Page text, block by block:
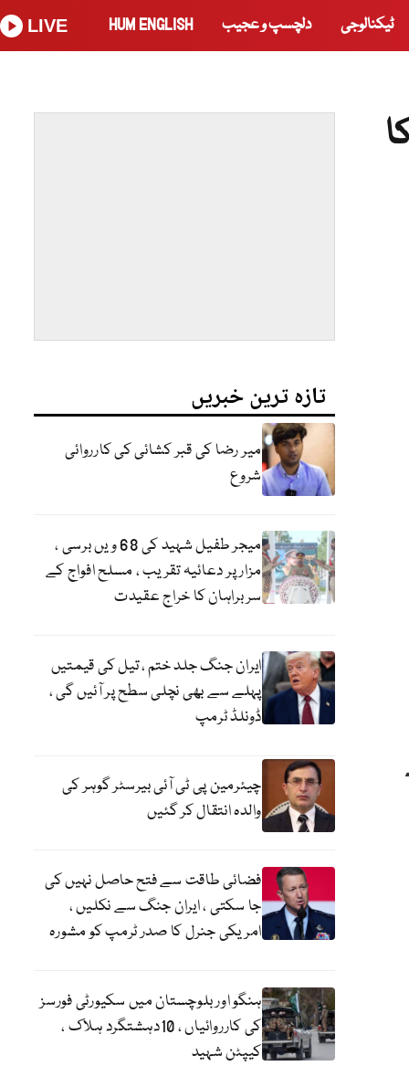
ٹیکنالوجی دلچسپ و عجیب HUM ENGLISH
LIVE
تازہ ترین خبریں
میر رضا کی قبر کشائی کی کارروائی
شروع
میجر طفیل شہید کی 68 ویں برسی ،
مزار پر دعائیہ تقریب ، مسلح افواج کے
سربراہان کا خراج عقیدت
ایران جنگ جلد ختم ، تیل کی قیمتیں
پہلے سے بھی نچلی سطح پر آئیں گی ،
ڈونلڈ ٹرمپ
چیئرمین پی ٹی آئی بیرسٹر گوہر کی
والدہ انتقال کر گئیں
فضائی طاقت سے فتح حاصل نہیں کی
جا سکتی ، ایران جنگ سے نکلیں ،
امریکی جنرل کا صدر ٹرمپ کو مشورہ
ہنگو اور بلوچستان میں سکیورٹی فورسز
کی کارروائیاں ، 10دہشتگرد ہلاک ،
کیپٹن شہید